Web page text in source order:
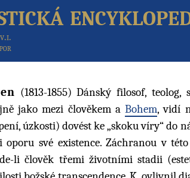
(1813-1855) Dánský filosof,
jako mezi člověkem aBohem, vidí
úzkosti) dovést ke „skoku víry“ do
své existence. Záchranou v
li člověk třemi životními stadii